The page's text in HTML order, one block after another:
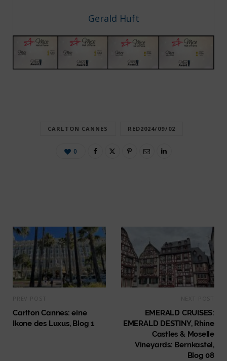
Gerald Huft
CARLTON CANNES RED2024/09/02
0
Carlton Cannes: eine
Ikone des Luxus, Blog 1
EMERALD CRUISES:
EMERALD DESTINY, Rhine
Castles & Moselle
Vineyards: Bernkastel,
Blog 08